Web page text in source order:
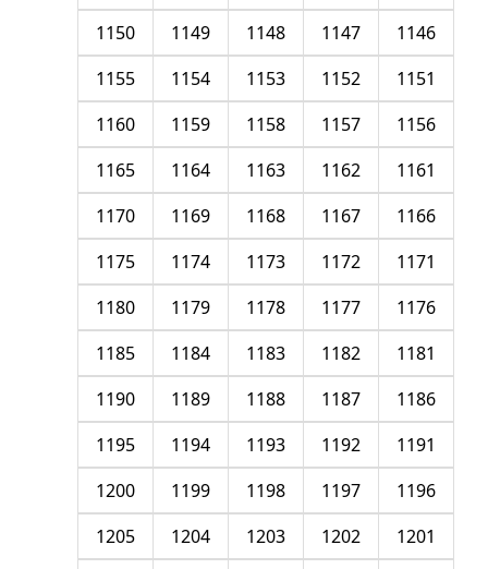
1146
1147
1148
1149
1150
1151
1152
1153
1154
1155
1156
1157
1158
1159
1160
1161
1162
1163
1164
1165
1166
1167
1168
1169
1170
1171
1172
1173
1174
1175
1176
1177
1178
1179
1180
1181
1182
1183
1184
1185
1186
1187
1188
1189
1190
1191
1192
1193
1194
1195
1196
1197
1198
1199
1200
1201
1202
1203
1204
1205